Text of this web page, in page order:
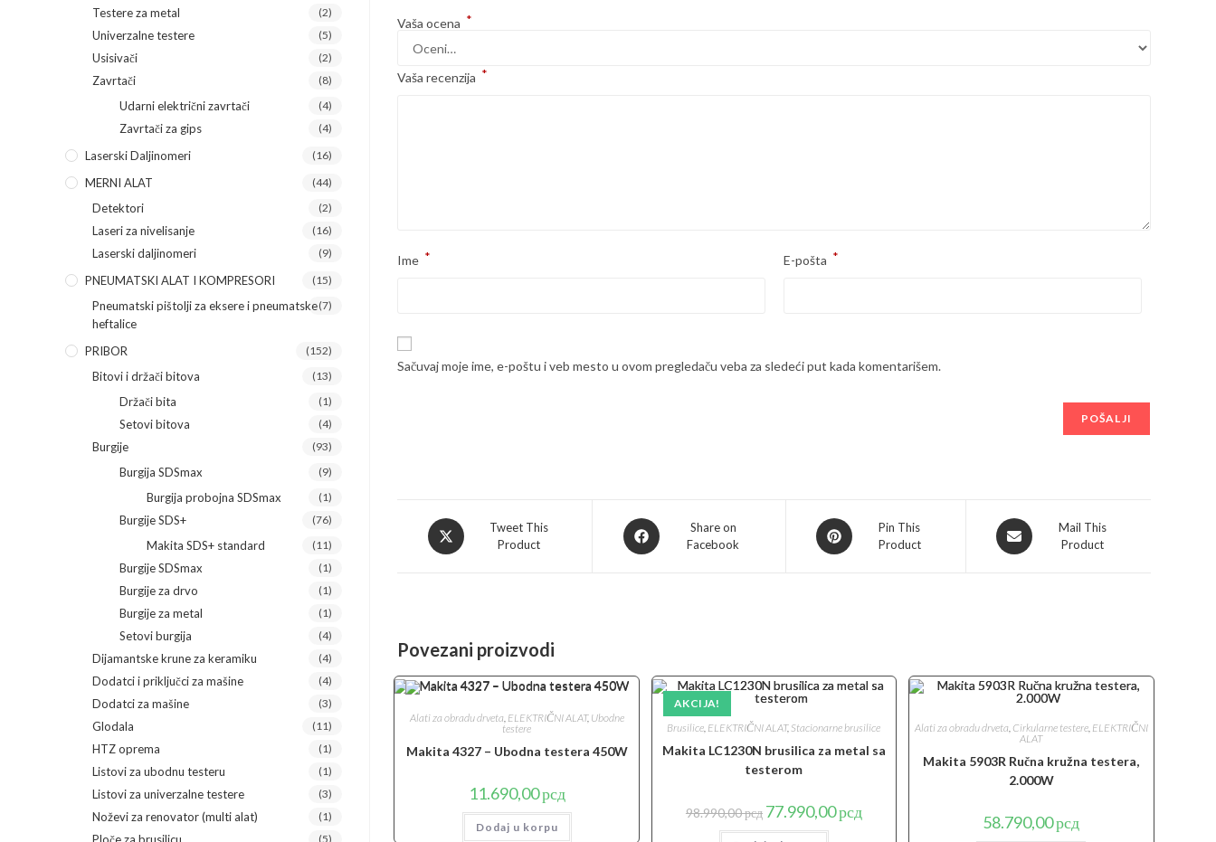
Vaša ocena *
Vaša recenzija *
Ime * E-pošta *
Sačuvaj moje ime, e-poštu i veb mesto u ovom pregledaču veba za sledeći put kada komentarišem.
Opens
in
Tweet This
Product
Opens
in
Share on
Facebook
Opens
in
Pin This
Product
Opens
in
Mail This
Product
Povezani proizvodi
Alati za obradu drveta ELEKTRIČNI ALAT, Ubodne
testere
Makita 4327 – Ubodna testera 450W
11.690,00рсд
Dodaj u korpu
AKCIJA!
Brusilice, ELEKTRIČNI ALAT, Stacionarne brusilice
Makita LC1230N brusilica za metal sa
testerom
98.990,00рсд Originalna
cena
je
77.990,00рсдTrenutna
cena
Alati za obradu drveta, Cirkularne testere, ELEKTRIČNI
ALAT
Makita 5903R Ručna kružna testera,
2.000W
58.790,00рсд
Testere za metal (2)
Univerzalne testere (5)
Usisivači (2)
Zavrtači (8)
Udarni električni zavrtači (4)
Zavrtači za gips (4)
Laserski Daljinomeri (16)
MERNI ALAT (44)
Detektori (2)
Laseri za nivelisanje (16)
Laserski daljinomeri (9)
PNEUMATSKI ALAT I KOMPRESORI (15)
Pneumatski pištolji za eksere i pneumatske
heftalice
(7)
PRIBOR (152)
Bitovi i držači bitova (13)
Držači bita (1)
Setovi bitova (4)
Burgije (93)
Burgija SDSmax (9)
Burgija probojna SDSmax (1)
Burgije SDS+ (76)
Makita SDS+ standard (11)
Burgije SDSmax (1)
Burgije za drvo (1)
Burgije za metal (1)
Setovi burgija (4)
Dijamantske krune za keramiku (4)
Dodatci i priključci za mašine (4)
Dodatci za mašine (3)
Glodala (11)
HTZ oprema (1)
Listovi za ubodnu testeru (1)
Listovi za univerzalne testere (3)
Noževi za renovator (multi alat) (1)
(5)